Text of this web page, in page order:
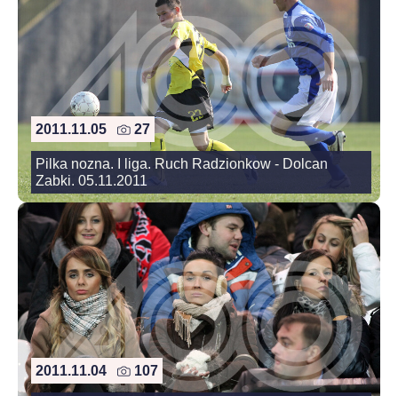
2011.11.05 27
Pilka nozna. I liga. Ruch Radzionkow - Dolcan
Zabki. 05.11.2011
2011.11.04 107